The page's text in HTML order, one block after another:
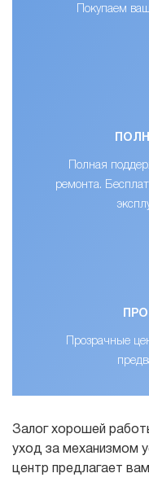
Покупаем
Полная
ремонта.
Прозрачные
Залог хорошей
уход за механизмом
центр предлагает